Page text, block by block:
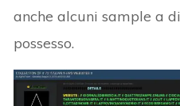
anche alcuni sample a
possesso.